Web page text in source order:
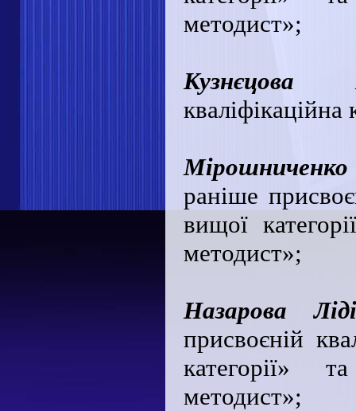
методист»;
Кузнєцова
кваліфікаційна
раніше
вищої
методист»;
Назарова
присвоєній
категорії»
методист»;